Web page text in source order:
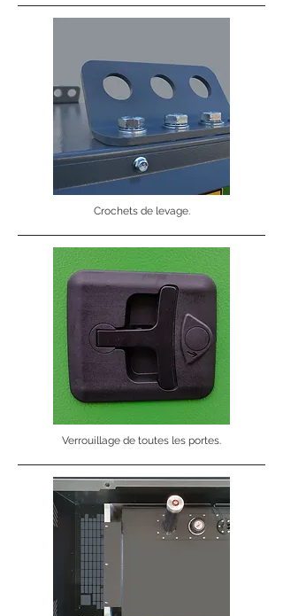
Crochets de levage.
Verrouillage de toutes les portes.